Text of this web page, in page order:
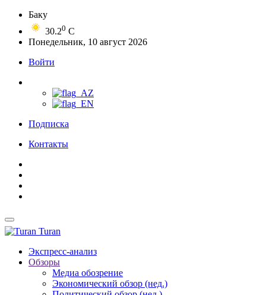
Баку
30.20 C
Понедельник, 10 август 2026
Войти
Подписка
Контакты
Turan
Экспресс-анализ
Обзоры
Медиа обозрение
Экономический обзор (нед.)